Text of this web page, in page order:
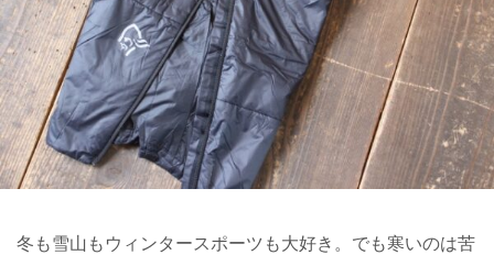
冬も雪山もウィンタースポーツも大好き。でも寒いのは苦